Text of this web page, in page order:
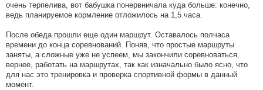
очень терпелива, вот бабушка понервничала куда больше: конечно,
ведь планируемое кормление отложилось на 1,5 часа.
После обеда прошли еще один маршрут. Оставалось полчаса
времени до конца соревнований. Поняв, что простые маршруты
заняты, а сложные уже не успеем, мы закончили соревноваться,
вернее, работать на маршрутах, так как изначально было ясно, что
для нас это тренировка и проверка спортивной формы в данный
момент.